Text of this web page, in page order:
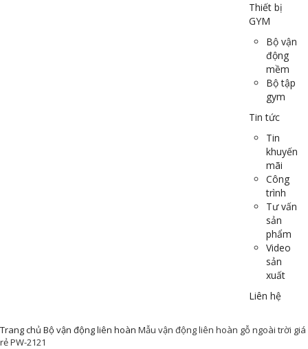
Thiết bị
GYM
Bộ vận
động
mềm
Bộ tập
gym
Tin tức
Tin
khuyến
mãi
Công
trình
Tư vấn
sản
phẩm
Video
sản
xuất
Liên hệ
Trang chủ Bộ vận động liên hoàn Mẫu vận động liên hoàn gỗ ngoài trời giá
rẻ PW-2121